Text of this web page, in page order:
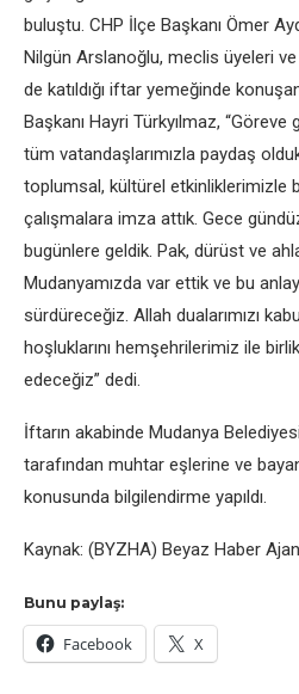
buluştu. CHP İlçe Başkanı Ömer
Nilgün Arslanoğlu, meclis üyeleri
de katıldığı iftar yemeğinde
Başkanı Hayri Türkyılmaz,
tüm vatandaşlarımızla paydaş
toplumsal, kültürel etkinliklerimizle
çalışmalara imza attık. Gece
bugünlere geldik. Pak, dürüst ve
Mudanyamızda var ettik ve bu
sürdüreceğiz. Allah dualarımızı
hoşluklarını hemşehrilerimiz ile
edeceğiz” dedi.
İftarın akabinde Mudanya
tarafından muhtar eşlerine ve
konusunda bilgilendirme yapıldı.
Kaynak: (BYZHA) Beyaz Haber
Bunu paylaş:
Facebook X